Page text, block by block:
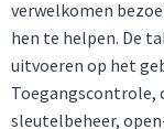
verwelkomen
hen te helpen. De
uitvoeren op het
Toegangscontrole,
sleutelbeheer,